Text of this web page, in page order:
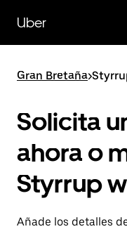
contenido
principal
Uber
Gran Bretaña>
Solicita
ahora o
Styrrup
Añade los detalles